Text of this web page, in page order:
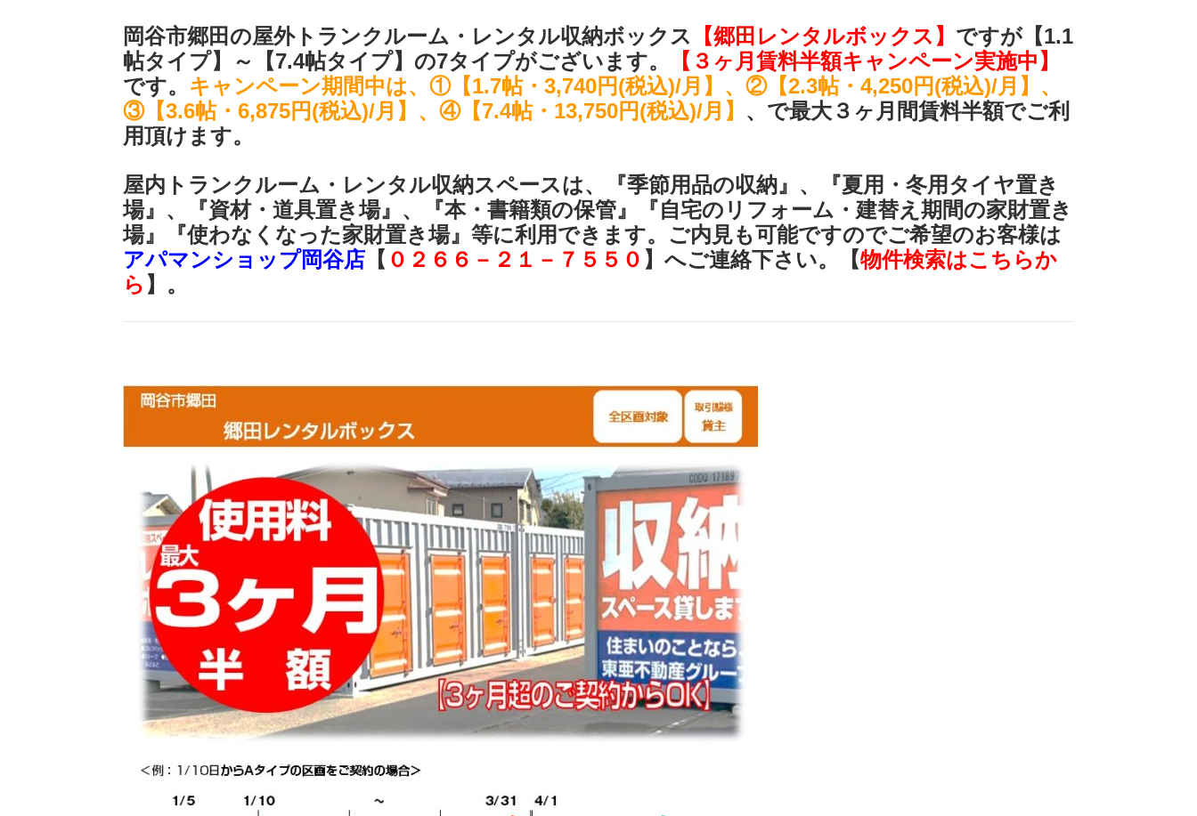
岡谷市郷田の屋外トランクルーム・レンタル収納ボックス 【郷田レンタルボックス】 ですが【1.1
帖タイプ】～【7.4帖タイプ】の7タイプがございます。
【３ヶ月賃料半額キャンペーン実施中】
です。 キャンペーン期間中は、①【1.7帖・3,740円(税込)/月】、②【2.3帖・4,250円(税込)/月】、
③【3.6帖・6,875円(税込)/月】、④【7.4帖・13,750円(税込)/月】 、で最大３ヶ月間賃料半額でご利
用頂けます。
屋内トランクルーム・レンタル収納スペースは、『季節用品の収納』、『夏用・冬用タイヤ置き
場』、『資材・道具置き場』、『本・書籍類の保管』『自宅のリフォーム・建替え期間の家財置き
場』『使わなくなった家財置き場』等に利用できます。ご内見も可能ですのでご希望のお客様は
アパマンショップ岡谷店 【 ０２６６－２１－７５５０ 】へご連絡下さい。【物件検索はこちらか
ら 】。